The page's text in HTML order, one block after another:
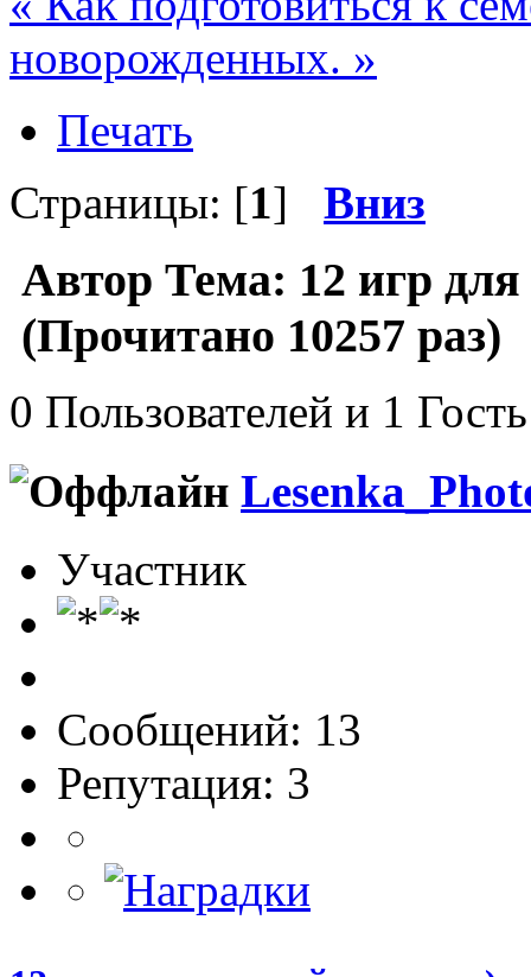
новорожденных. »
Печать
Страницы: [1] Вниз
Автор Тема: 12 игр
(Прочитано 10257 раз)
0 Пользователей и 1
Участник
Сообщений: 13
Репутация: 3